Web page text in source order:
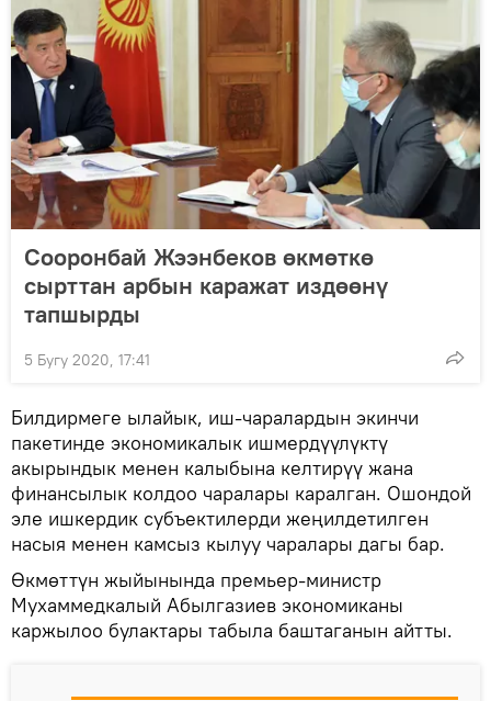
Сооронбай Жээнбеков өкмөткө
сырттан арбын каражат издөөнү
тапшырды
5 Бугу 2020, 17:41
Билдирмеге ылайык, иш-чаралардын экинчи
пакетинде экономикалык ишмердүүлүктү
акырындык менен калыбына келтирүү жана
финансылык колдоо чаралары каралган. Ошондой
эле ишкердик субъектилерди жеңилдетилген
насыя менен камсыз кылуу чаралары дагы бар.
Өкмөттүн жыйынында премьер-министр
Мухаммедкалый Абылгазиев экономиканы
каржылоо булактары табыла баштаганын айтты.